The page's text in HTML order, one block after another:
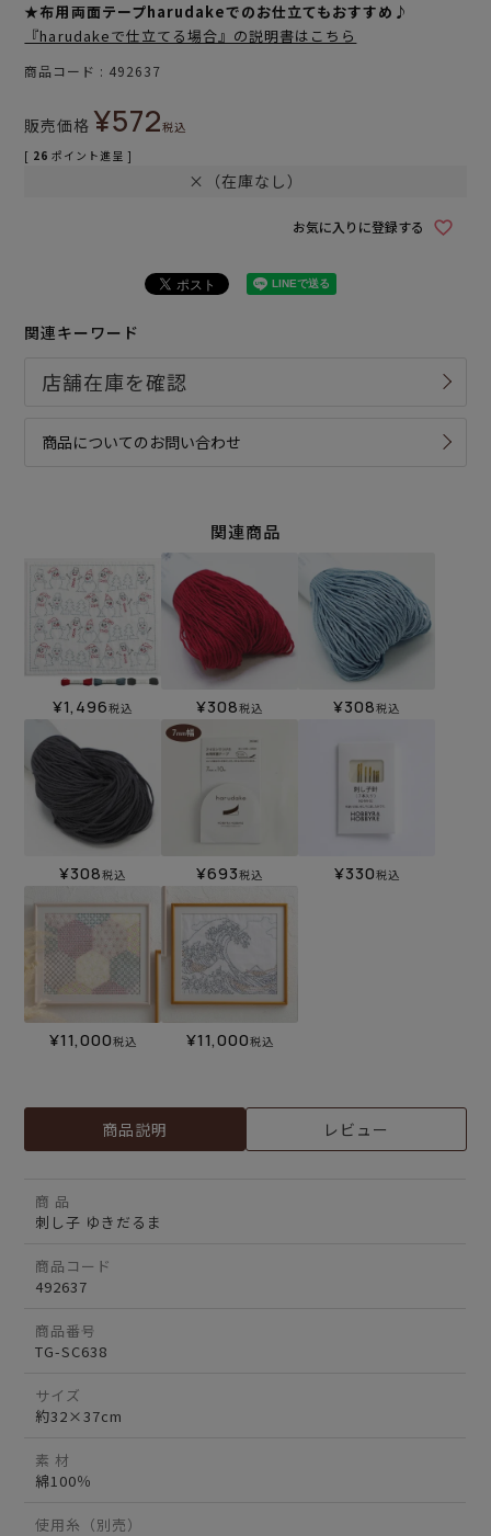
★布用両面テープharudakeでのお仕立てもおすすめ♪
『harudakeで仕立てる場合』の説明書はこちら
商品コード 492637
販売価格 ¥572税込
[ 26 ポイント進呈 ]
×（在庫なし）
お気に入りに登録する
関連キーワード
商品についてのお問い合わせ
関連商品
¥1,496税込 ¥308税込 ¥308税込
¥308税込 ¥693税込 ¥330税込
¥11,000税込 ¥11,000税込
商品説明 レビュー
商 品
刺し子 ゆきだるま
商品コード
492637
商品番号
TG-SC638
サイズ
約32×37cm
素 材
綿100％
使用糸（別売）